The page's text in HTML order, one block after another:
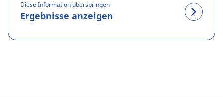
Diese Information überspringen
Ergebnisse anzeigen